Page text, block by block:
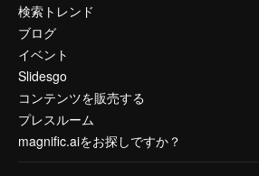
検索トレンド
ブログ
イベント
Slidesgo
コンテンツを販売する
プレスルーム
magnific.aiをお探しですか？